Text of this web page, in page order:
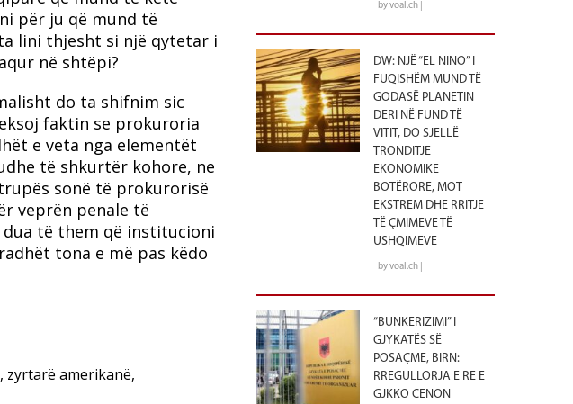
për ju që mund të
lini thjesht si një qytetar i
në shtëpi?
do ta shifnim sic
faktin se prokuroria
e veta nga elementët
të shkurtër kohore, ne
sonë të prokurorisë
veprën penale të
të them që institucioni
tona e më pas këdo
, zyrtarë amerikanë,
by voal.ch |
DW: NJË “EL NINO” I
FUQISHËM MUND TË
GODASË PLANETIN
DERI NË FUND TË
VITIT, DO SJELLË
TRONDITJE
EKONOMIKE
BOTËRORE, MOT
EKSTREM DHE RRITJE
TË ÇMIMEVE TË
USHQIMEVE
by voal.ch |
“BUNKERIZIMI” I
GJYKATËS SË
POSAÇME, BIRN:
RREGULLORJA E RE E
GJKKO CENON